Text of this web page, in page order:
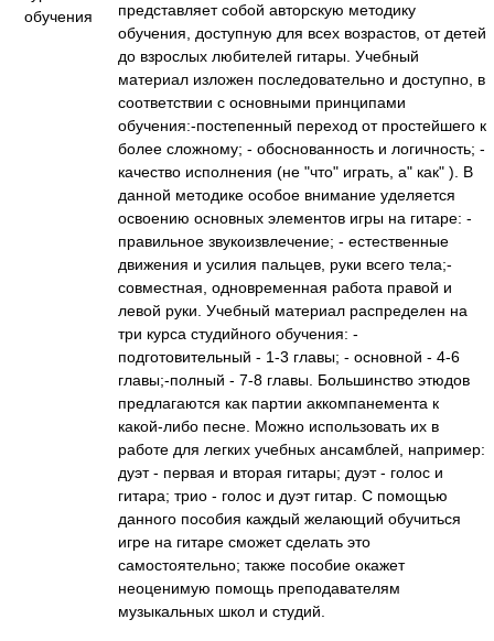
представляет собой авторскую методику
обучения, доступную для всех возрастов, от детей
до взрослых любителей гитары. Учебный
материал изложен последовательно и доступно, в
соответствии с основными принципами
обучения:-постепенный переход от простейшего к
более сложному; - обоснованность и логичность; -
качество исполнения (не "что" играть, а" как" ). В
данной методике особое внимание уделяется
освоению основных элементов игры на гитаре: -
правильное звукоизвлечение; - естественные
движения и усилия пальцев, руки всего тела;-
совместная, одновременная работа правой и
левой руки. Учебный материал распределен на
три курса студийного обучения: -
подготовительный - 1-3 главы; - основной - 4-6
главы;-полный - 7-8 главы. Большинство этюдов
предлагаются как партии аккомпанемента к
какой-либо песне. Можно использовать их в
работе для легких учебных ансамблей, например:
дуэт - первая и вторая гитары; дуэт - голос и
гитара; трио - голос и дуэт гитар. С помощью
данного пособия каждый желающий обучиться
игре на гитаре сможет сделать это
самостоятельно; также пособие окажет
неоценимую помощь преподавателям
музыкальных школ и студий.